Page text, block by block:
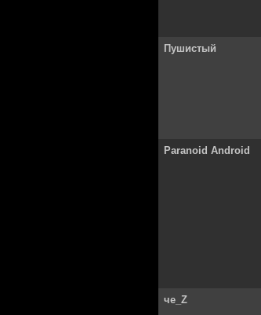
Пушистый
Paranoid Android
че_Z